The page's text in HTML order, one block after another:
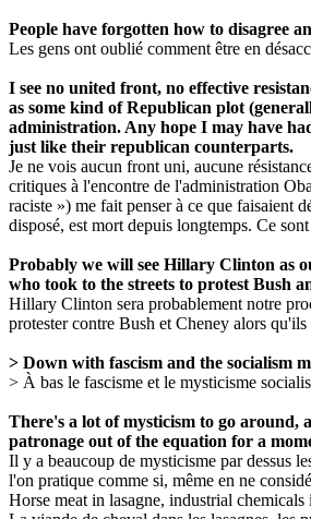
People have forgotten how to disagree
Les gens ont oublié comment être en
I see no united front, no effective
as some kind of Republican plot
administration. Any hope I may have
just like their republican counterparts.
Je ne vois aucun front uni, aucune
critiques à l'encontre de l'administration
raciste ») me fait penser à ce que faisaient
disposé, est mort depuis longtemps. Ce
Probably we will see Hillary Clinton as
who took to the streets to protest Bush
Hillary Clinton sera probablement notre
protester contre Bush et Cheney alors
> Down with fascism and the socialism
> À bas le fascisme et le mysticisme
There's a lot of mysticism to go around,
patronage out of the equation for a
Il y a beaucoup de mysticisme par dessus
l'on pratique comme si, même en ne
Horse meat in lasagne, industrial